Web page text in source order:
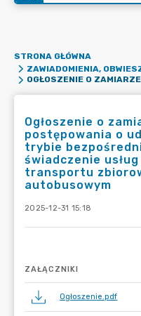
STRONA GŁÓWNA
ZAWIADOMIENIA,
Ogłoszenie o
postępowania o
trybie
świadczenie
transportu
autobusowym
2025-12-31 15:18
ZAŁĄCZNIKI
Ogłoszenie.pdf